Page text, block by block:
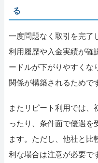
る
一度問題なく取引を完了
利用履歴や入金実績が確
ードルが下がりやすくな
関係が構築されるためで
またリピート利用では、
ったり、条件面で優遇を
ます。ただし、他社と比
利な場合は注意が必要で